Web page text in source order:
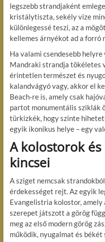
legszebb strandjaként
kristálytiszta, sekély vize
különlegessé teszi, az a
kellemes árnyékot ad a forró
Ha valami csendesebb
Mandraki strandja tökéletes
érintetlen természet és
kalandvágyó vagy, akkor el
Beach-re is, amely csak
partot monumentális sziklák
türkizkék, hogy szinte
egyik ikonikus helye – egy
A kolostorok
kincsei
A sziget nemcsak
érdekességet rejt. Az egyik
Evangelistria kolostor, amely
szerepet játszott a görög
meg az első modern görög
működik, nyugalmat és békét